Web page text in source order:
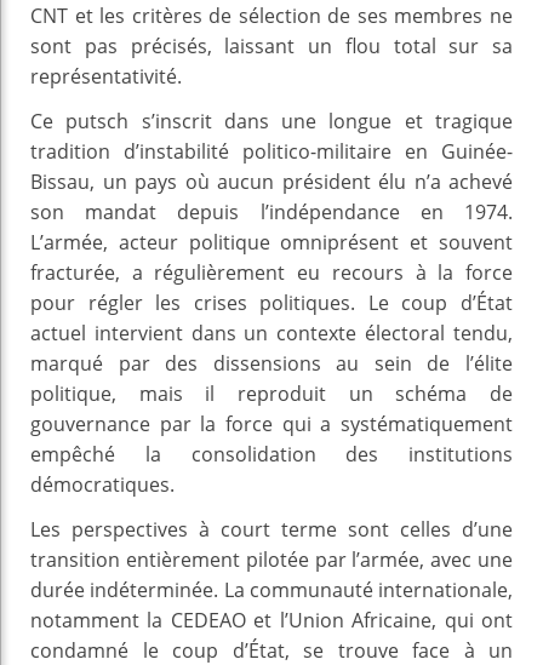
CNT et les critères de sélection de ses membres ne
sont pas précisés, laissant un flou total sur sa
représentativité.
Ce putsch s’inscrit dans une longue et tragique
tradition d’instabilité politico-militaire en Guinée-
Bissau, un pays où aucun président élu n’a achevé
son mandat depuis l’indépendance en 1974.
L’armée, acteur politique omniprésent et souvent
fracturée, a régulièrement eu recours à la force
pour régler les crises politiques. Le coup d’État
actuel intervient dans un contexte électoral tendu,
marqué par des dissensions au sein de l’élite
politique, mais il reproduit un schéma de
gouvernance par la force qui a systématiquement
empêché la consolidation des institutions
démocratiques.
Les perspectives à court terme sont celles d’une
transition entièrement pilotée par l’armée, avec une
durée indéterminée. La communauté internationale,
notamment la CEDEAO et l’Union Africaine, qui ont
condamné le coup d’État, se trouve face à un